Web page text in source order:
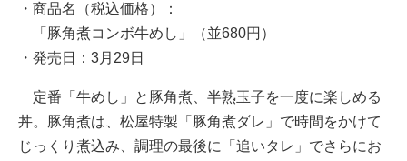
・商品名（税込価格）：
「豚角煮コンボ牛めし」（並680円）
・発売日：3月29日
定番「牛めし」と豚角煮、半熟玉子を一度に楽しめる
丼。豚角煮は、松屋特製「豚角煮ダレ」で時間をかけて
じっくり煮込み、調理の最後に「追いタレ」でさらにお